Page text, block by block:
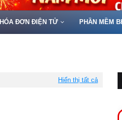
HÓA ĐƠN ĐIỆN TỬ PHẦN MỀM
Hiển thị tất cả